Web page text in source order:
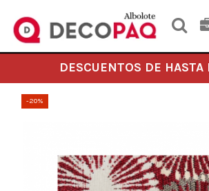
DESCUENTOS DE HASTA
-20%